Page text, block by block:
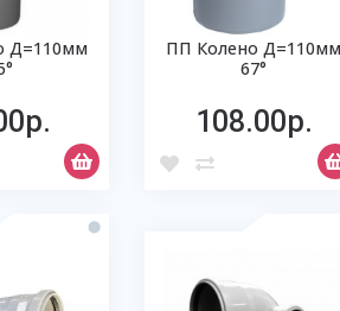
Д=110мм
ПП Колено Д=110мм
67°
108.00р.